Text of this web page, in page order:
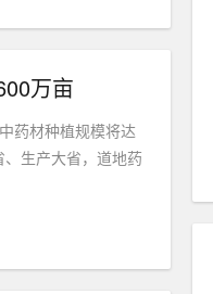
万亩
药材种植规模将达
生产大省，道地药